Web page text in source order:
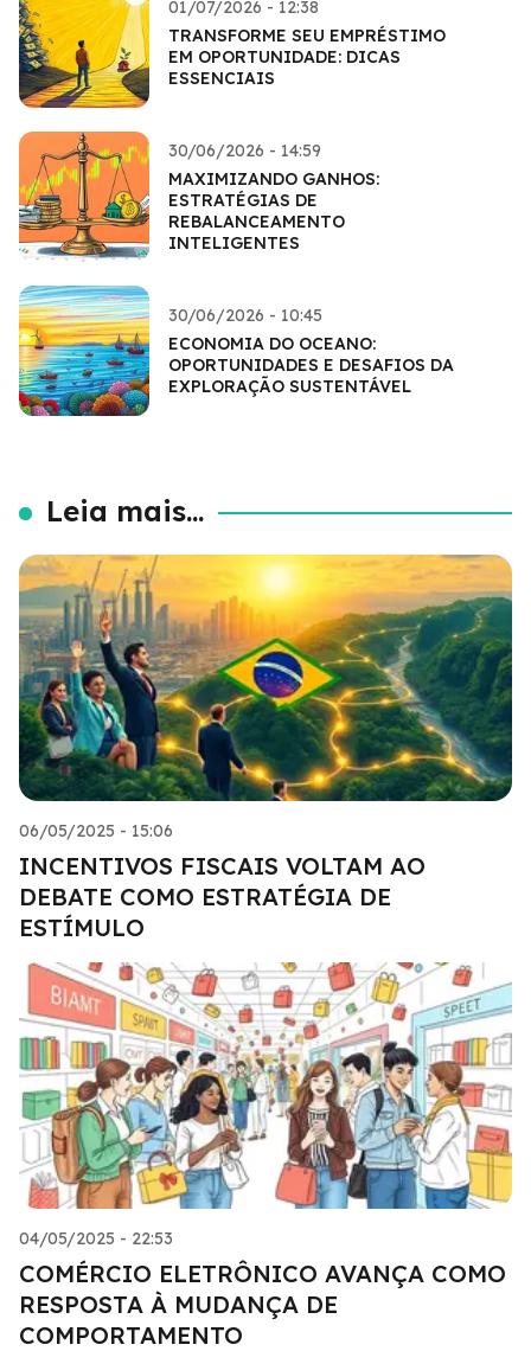
01/07/2026 - 12:38
TRANSFORME SEU EMPRÉSTIMO
EM OPORTUNIDADE: DICAS
ESSENCIAIS
30/06/2026 - 14:59
MAXIMIZANDO GANHOS:
ESTRATÉGIAS DE
REBALANCEAMENTO
INTELIGENTES
30/06/2026 - 10:45
ECONOMIA DO OCEANO:
OPORTUNIDADES E DESAFIOS DA
EXPLORAÇÃO SUSTENTÁVEL
Leia mais...
06/05/2025 - 15:06
INCENTIVOS FISCAIS VOLTAM AO
DEBATE COMO ESTRATÉGIA DE
ESTÍMULO
04/05/2025 - 22:53
COMÉRCIO ELETRÔNICO AVANÇA COMO
RESPOSTA À MUDANÇA DE
COMPORTAMENTO